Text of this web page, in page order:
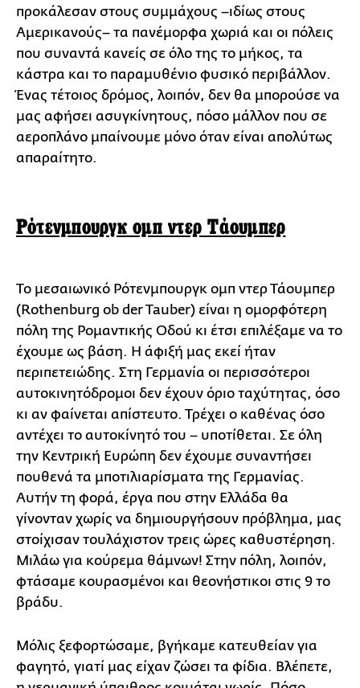
προκάλεσαν στους συμμάχους –ιδίως στους
Αμερικανούς– τα πανέμορφα χωριά και οι πόλεις
που συναντά κανείς σε όλο της το μήκος, τα
κάστρα και το παραμυθένιο φυσικό περιβάλλον.
Ένας τέτοιος δρόμος, λοιπόν, δεν θα μπορούσε να
μας αφήσει ασυγκίνητους, πόσο μάλλον που σε
αεροπλάνο μπαίνουμε μόνο όταν είναι απολύτως
απαραίτητο.
Ρότενμπουργκ ομπ ντερ Τάουμπερ
Το μεσαιωνικό Ρότενμπουργκ ομπ ντερ Τάουμπερ
(Rothenburg ob der Tauber) είναι η ομορφότερη
πόλη της Ρομαντικής Οδού κι έτσι επιλέξαμε να το
έχουμε ως βάση. Η άφιξή μας εκεί ήταν
περιπετειώδης. Στη Γερμανία οι περισσότεροι
αυτοκινητόδρομοι δεν έχουν όριο ταχύτητας, όσο
κι αν φαίνεται απίστευτο. Τρέχει ο καθένας όσο
αντέχει το αυτοκίνητό του – υποτίθεται. Σε όλη
την Κεντρική Ευρώπη δεν έχουμε συναντήσει
πουθενά τα μποτιλιαρίσματα της Γερμανίας.
Αυτήν τη φορά, έργα που στην Ελλάδα θα
γίνονταν χωρίς να δημιουργήσουν πρόβλημα, μας
στοίχισαν τουλάχιστον τρεις ώρες καθυστέρηση.
Μιλάω για κούρεμα θάμνων! Στην πόλη, λοιπόν,
φτάσαμε κουρασμένοι και θεονήστικοι στις 9 το
βράδυ.
Μόλις ξεφορτώσαμε, βγήκαμε κατευθείαν για
φαγητό, γιατί μας είχαν ζώσει τα φίδια. Βλέπετε,